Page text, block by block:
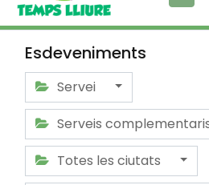
Esdeveniments
Servei
Serveis
Totes les ciutats